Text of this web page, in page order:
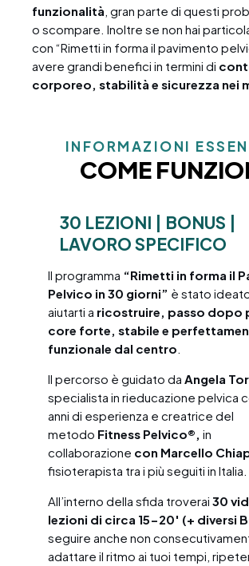
funzionalità , gran parte di questi
o scompare. Inoltre se non hai
con “Rimetti in forma il pavimento
avere grandi benefici in termini di
corporeo, stabilità e sicurezza nei
INFORMAZIONI
COME
30 LEZIONI | BONUS |
LAVORO SPECIFICO
Il programma “Rimetti in forma il
Pelvico in 30 giorni” è stato
aiutarti a ricostruire, passo dopo
core forte, stabile e
funzionale dal centro
Il percorso è guidato da Angela
specialista in rieducazione pelvica
anni di esperienza e creatrice del
metodo Fitness Pelvico®, in
collaborazione con Marcello
fisioterapista tra i più seguiti in Italia.
All’interno della sfida troverai 30
lezioni di circa 15-20′ (+ diversi
seguire anche non
adattare il ritmo ai tuoi tempi,